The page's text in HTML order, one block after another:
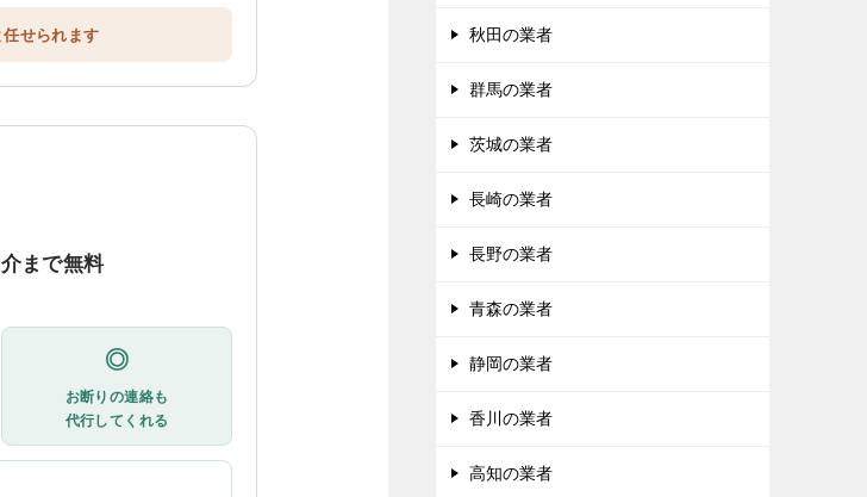
せられます
まで無料
◎
お断りの連絡も
代行してくれる
秋田の業者
群馬の業者
茨城の業者
長崎の業者
長野の業者
青森の業者
静岡の業者
香川の業者
高知の業者